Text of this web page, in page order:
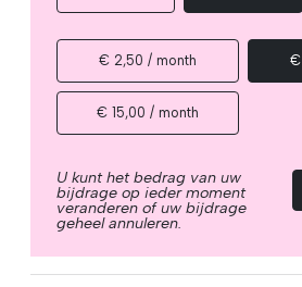
€ 2,50 / month €
€ 15,00 / month
U kunt het bedrag van uw
bijdrage op ieder moment
veranderen of uw bijdrage
geheel annuleren.